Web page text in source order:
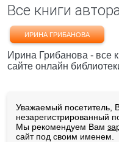
Все книги
ИРИНА ГРИБАНОВА
Ирина Грибанова - все
сайте онлайн
Уважаемый посетитель,
незарегистрированный
Мы рекомендуем Вам
сайт под своим именем.